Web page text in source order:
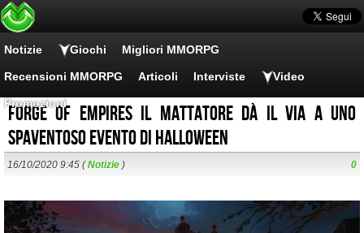
Notizie Giochi Migliori MMORPG
Recensioni MMORPG Articoli Interviste Video
Promozioni
Forge of Empires Il Mattatore dà il via a uno
spaventoso evento di Halloween
16/10/2020 9:45 (Notizie ) 0